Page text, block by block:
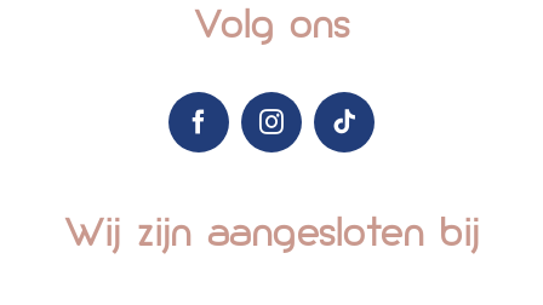
Volg ons
Wij zijn aangesloten bij